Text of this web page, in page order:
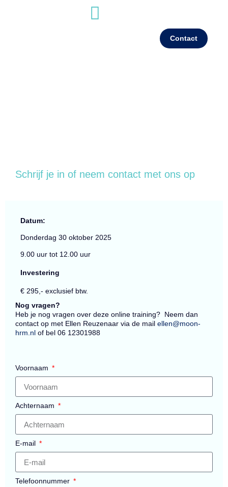
Contact
Schrijf je in of neem contact met ons op
Datum:
Donderdag 30 oktober 2025
9.00 uur tot 12.00 uur
Investering
€ 295,- exclusief btw.
Nog vragen?
Heb je nog vragen over deze online training? Neem dan
contact op met Ellen Reuzenaar via de mail ellen@moon-
hrm.nl of bel 06 12301988
Voornaam
Achternaam
E-mail
Telefoonnummer